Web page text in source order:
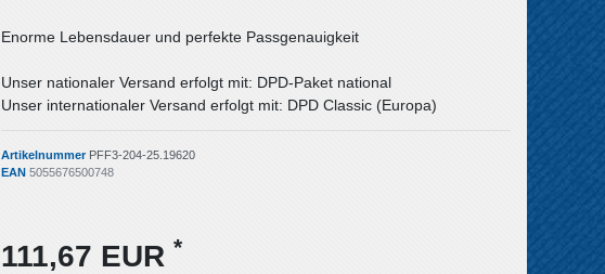
Enorme Lebensdauer und perfekte Passgenauigkeit
Unser nationaler Versand erfolgt mit: DPD-Paket national
Unser internationaler Versand erfolgt mit: DPD Classic (Europa)
Artikelnummer PFF3-204-25.19620
EAN 5055676500748
111,67 EUR *